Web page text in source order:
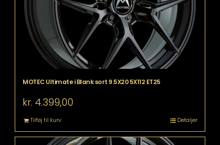
MOTEC Ultimate i Blank sort 9.5X20 5X112 ET25
kr. 4.399,00
Tilføj til kurv Detaljer